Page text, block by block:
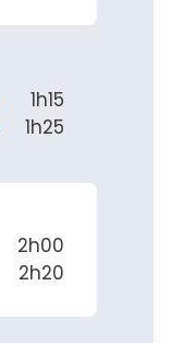
1h15
1h25
2h00
2h20